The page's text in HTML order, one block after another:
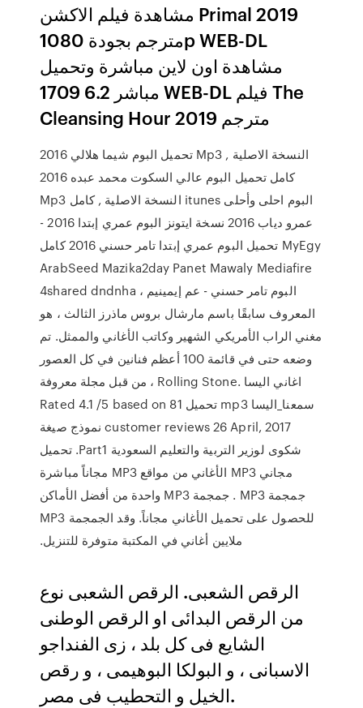
مشاهدة فيلم الاكشن Primal 2019
مترجم بجودة 1080p WEB-DL
مشاهدة اون لاين مباشرة وتحميل
مباشر 6.2 1709 WEB-DL فيلم The
Cleansing Hour 2019 مترجم
تحميل البوم شيما هلالي 2016 Mp3 النسخة الاصلية ,
كامل تحميل البوم عالي السكوت محمد عبده 2016
Mp3 النسخة الاصلية , كامل itunes البوم احلى وأحلى
عمرو دياب 2016 نسخة ايتونز البوم عمري إبتدا 2016 -
تحميل البوم عمري إبتدا تامر حسني 2016 كامل MyEgy
ArabSeed Mazika2day Panet Mawaly Mediafire
4shared dndnha البوم تامر حسني - عم إيمينيم ،
المعروف سابقًا باسم مارشال بروس ماذرز الثالث ، هو
مغني الراب الأمريكي الشهير وكاتب الأغاني والممثل. تم
وضعه حتى في قائمة 100 أعظم فنانين في كل العصور
من قبل مجلة معروفة ، Rolling Stone. ‫اغاني اليسا
سمعنا_اليسا mp3 تحميل Rated 4.1 /5 based on 81
customer reviews 26 April, 2017 نموذج صيغة
شكوى لوزير التربية والتعليم السعودية Part1. تحميل
مجاني MP3 الأغاني من مواقع MP3 مجاناً مباشرة
جمجمة MP3 . جمجمة MP3 واحدة من أفضل الأماكن
للحصول على تحميل الأغاني مجاناً. وقد الجمجمة MP3
ملايين أغاني في المكتبة متوفرة للتنزيل.
الرقص الشعبى. الرقص الشعبى نوع
من الرقص البدائى او الرقص الوطنى
الشايع فى كل بلد ، زى الفنداجو
الاسبانى ، و البولكا البوهيمى ، و رقص
الخيل و التحطيب فى مصر.